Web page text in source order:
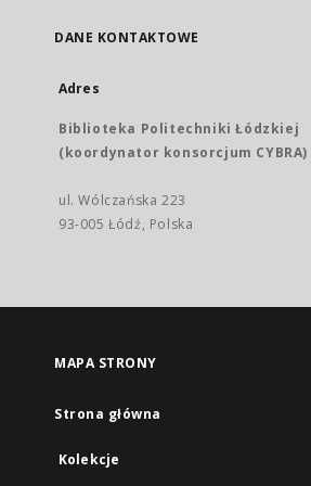
DANE KONTAKTOWE
Adres
Biblioteka Politechniki Łódzkiej
(koordynator konsorcjum CYBRA)
ul. Wólczańska 223
93-005 Łódź, Polska
MAPA STRONY
Strona główna
Kolekcje